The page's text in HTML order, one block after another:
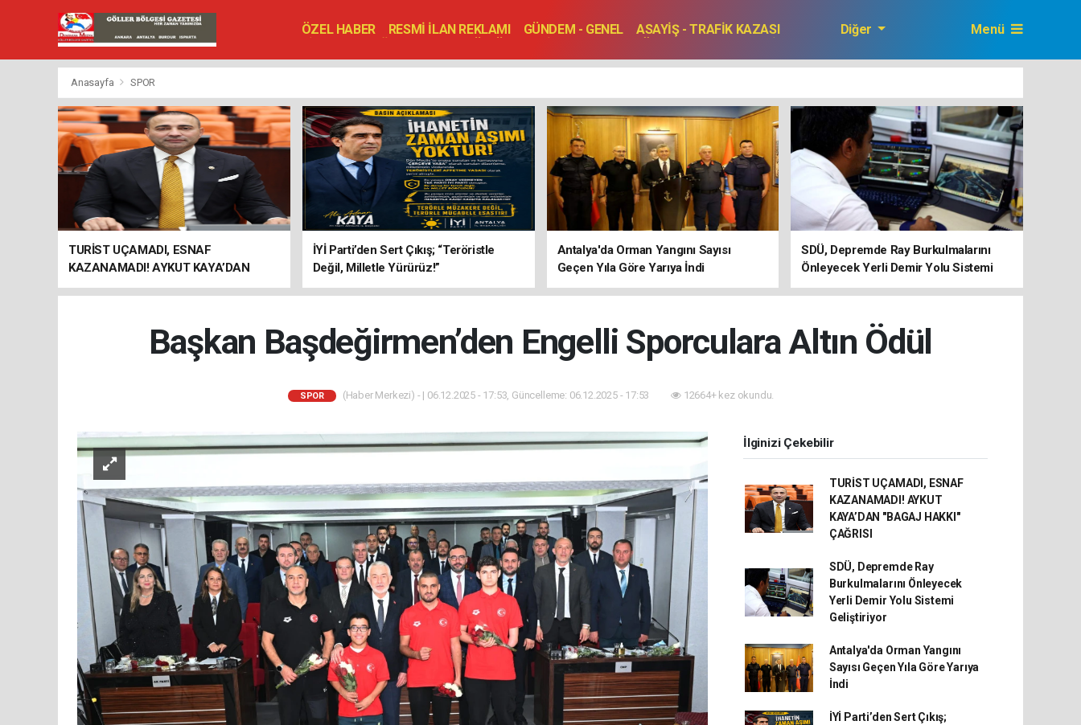
ÖZEL HABER RESMİ İLAN REKLAMI GÜNDEM - GENEL
ASAYİŞ - TRAFİK KAZASI
VEFAT EDENLER
TOPLANTI - DÜĞÜN
Diğer Menü
Anasayfa SPOR
TURİST UÇAMADI, ESNAF
KAZANAMADI! AYKUT KAYA’DAN
"BAGAJ HAKKI" ÇAĞRISI
İYİ Parti’den Sert Çıkış; “Teröristle
Değil, Milletle Yürürüz!”
Antalya'da Orman Yangını Sayısı
Geçen Yıla Göre Yarıya İndi
SDÜ, Depremde Ray Burkulmalarını
Önleyecek Yerli Demir Yolu Sistemi
Geliştiriyor
Başkan Başdeğirmen’den Engelli Sporculara Altın Ödül
SPOR (Haber Merkezi) - | 06.12.2025 - 17:53, Güncelleme: 06.12.2025 - 17:53 12664+ kez okundu.
İlginizi Çekebilir
TURİST UÇAMADI, ESNAF
KAZANAMADI! AYKUT
KAYA’DAN "BAGAJ HAKKI"
ÇAĞRISI
SDÜ, Depremde Ray
Burkulmalarını Önleyecek
Yerli Demir Yolu Sistemi
Geliştiriyor
Antalya'da Orman Yangını
Sayısı Geçen Yıla Göre Yarıya
İndi
İYİ Parti’den Sert Çıkış;